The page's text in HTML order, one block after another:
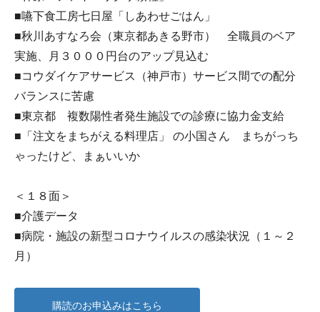
■嚥下食工房七日屋「しあわせごはん」
■秋川あすなろ会（東京都あきる野市） 全職員のベア
実施、月３０００円台のアップ見込む
■コウダイケアサービス（神戸市）サービス間での配分
バランスに苦慮
■東京都 複数陽性者発生施設での診療に協力金支給
■「注文をまちがえる料理店」 の小国さん まちがっち
ゃったけど、まぁいいか
＜１８面＞
■介護データ
■病院・施設の新型コロナウイルスの感染状況（１～２
月）
購読のお申込みはこちら